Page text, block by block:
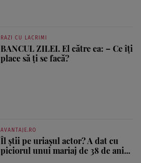
RAZI CU LACRIMI
BANCUL ZILEI. El către ea: – Ce îți
place să ți se facă?
AVANTAJE.RO
Îl știi pe uriașul actor? A dat cu
piciorul unui mariaj de 38 de ani...